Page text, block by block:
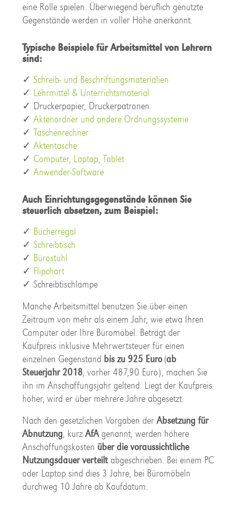
eine Rolle spielen. Überwiegend beruflich genutzte
Gegenstände werden in voller Höhe anerkannt.
Typische Beispiele für Arbeitsmittel von Lehrern
sind:
✓ Schreib- und Beschriftungsmaterialien
✓ Lehrmittel & Unterrichtsmaterial
✓ Druckerpapier, Druckerpatronen
✓ Aktenordner und andere Ordnungssysteme
✓Taschenrechner
✓ Aktentasche
✓ Computer, Laptop, Tablet
✓ Anwender-Software
Auch Einrichtungsgegenstände können Sie
steuerlich absetzen, zum Beispiel:
✓ Bücherregal
✓ Schreibtisch
✓ Bürostuhl
✓ Flipchart
✓ Schreibtischlampe
Manche Arbeitsmittel benutzen Sie über einen
Zeitraum von mehr als einem Jahr, wie etwa Ihren
Computer oder Ihre Büromöbel. Beträgt der
Kaufpreis inklusive Mehrwertsteuer für einen
einzelnen Gegenstand bis zu 925 Euro(ab
Steuerjahr 2018, vorher 487,90 Euro), machen Sie
ihn im Anschaffungsjahr geltend. Liegt der Kaufpreis
höher, wird er über mehrere Jahre abgesetzt.
Nach den gesetzlichen Vorgaben der Absetzung für
Abnutzung , kurz AfAgenannt, werden höhere
Anschaffungskosten über die voraussichtliche
Nutzungsdauer verteiltabgeschrieben. Bei einem PC
oder Laptop sind dies 3 Jahre, bei Büromöbeln
durchweg 10 Jahre ab Kaufdatum.